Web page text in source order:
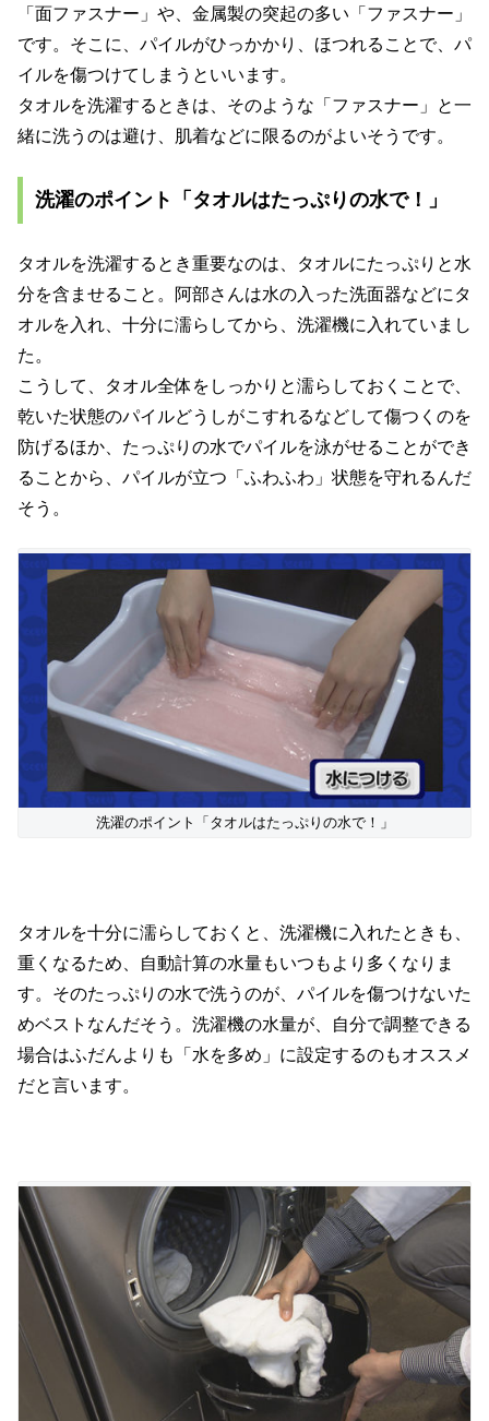
「面ファスナー」や、金属製の突起の多い「ファスナー」
です。そこに、パイルがひっかかり、ほつれることで、パ
イルを傷つけてしまうといいます。
タオルを洗濯するときは、そのような「ファスナー」と一
緒に洗うのは避け、肌着などに限るのがよいそうです。
洗濯のポイント「タオルはたっぷりの水で！」
タオルを洗濯するとき重要なのは、タオルにたっぷりと水
分を含ませること。阿部さんは水の入った洗面器などにタ
オルを入れ、十分に濡らしてから、洗濯機に入れていまし
た。
こうして、タオル全体をしっかりと濡らしておくことで、
乾いた状態のパイルどうしがこすれるなどして傷つくのを
防げるほか、たっぷりの水でパイルを泳がせることができ
ることから、パイルが立つ「ふわふわ」状態を守れるんだ
そう。
洗濯のポイント「タオルはたっぷりの水で！」
タオルを十分に濡らしておくと、洗濯機に入れたときも、
重くなるため、自動計算の水量もいつもより多くなりま
す。そのたっぷりの水で洗うのが、パイルを傷つけないた
めベストなんだそう。洗濯機の水量が、自分で調整できる
場合はふだんよりも「水を多め」に設定するのもオススメ
だと言います。